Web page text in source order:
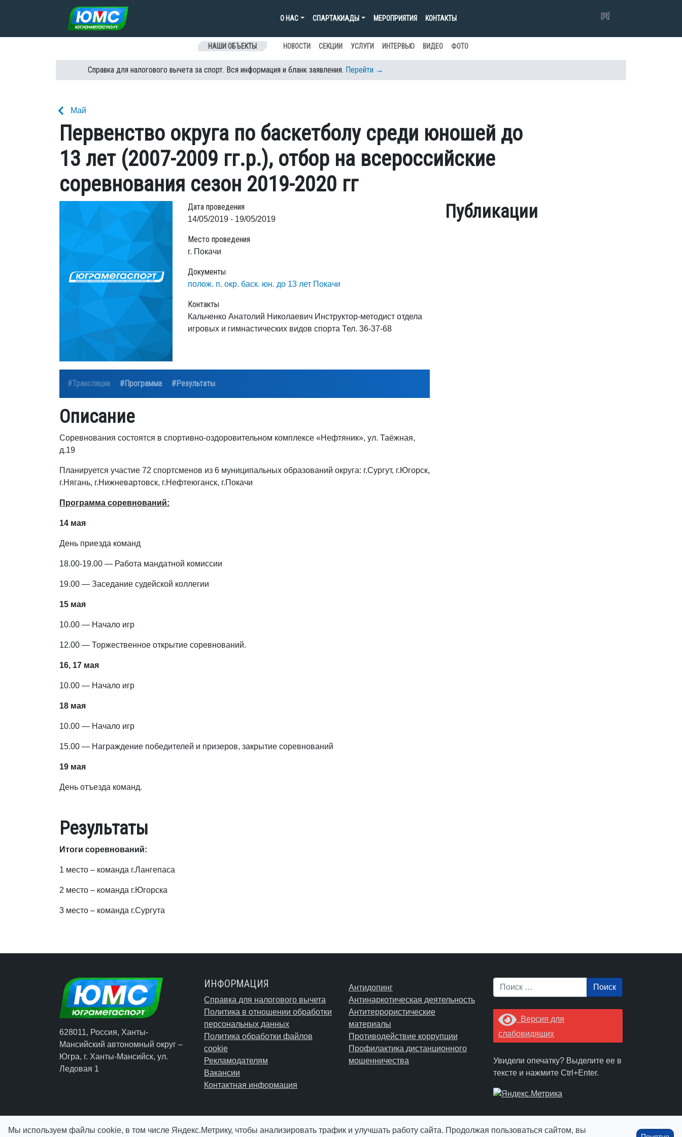
Перейти к содержанию
О НАС СПАРТАКИАДЫ МЕРОПРИЯТИЯ КОНТАКТЫ
НАШИ ОБЪЕКТЫ НОВОСТИ СЕКЦИИ УСЛУГИ ИНТЕРВЬЮ ВИДЕО ФОТО
Справка для налогового вычета за спорт. Вся информация и бланк заявления. Перейти →
Май
Первенство округа по баскетболу среди юношей до
13 лет (2007-2009 гг.р.), отбор на всероссийские
соревнования сезон 2019-2020 гг
Дата проведения
14/05/2019 - 19/05/2019
Место проведения
г. Покачи
Документы
полож. п. окр. баск. юн. до 13 лет Покачи
Контакты
Кальченко Анатолий Николаевич Инструктор-методист отдела
игровых и гимнастических видов спорта Тел. 36-37-68
#Трансляции #Программа #Результаты
Описание
Соревнования состоятся в спортивно-оздоровительном комплексе «Нефтяник», ул. Таёжная,
д.19
Планируется участие 72 спортсменов из 6 муниципальных образований округа: г.Сургут, г.Югорск,
г.Нягань, г.Нижневартовск, г.Нефтеюганск, г.Покачи
Программа соревнований:
14 мая
День приезда команд
18.00-19.00 — Работа мандатной комиссии
19.00 — Заседание судейской коллегии
15 мая
10.00 — Начало игр
12.00 — Торжественное открытие соревнований.
16, 17 мая
10.00 — Начало игр
18 мая
10.00 — Начало игр
15.00 — Награждение победителей и призеров, закрытие соревнований
19 мая
День отъезда команд.
Результаты
Итоги соревнований:
1 место – команда г.Лангепаса
2 место – команда г.Югорска
3 место – команда г.Сургута
Публикации
628011, Россия, Ханты-
Мансийский автономный округ –
Югра, г. Ханты-Мансийск, ул.
Ледовая 1
ИНФОРМАЦИЯ
Справка для налогового вычета
Политика в отношении обработки
персональных данных
Политика обработки файлов
cookie
Рекламодателям
Вакансии
Контактная информация
Антидопинг
Антинаркотическая деятельность
Антитеррористические
материалы
Противодействие коррупции
Профилактика дистанционного
мошенничества
Поиск
Версия для
слабовидящих
Увидели опечатку? Выделите ее в
тексте и нажмите Ctrl+Enter.
© АУ "ЮграМегаСпорт" 2026
Мы используем файлы cookie, в том числе Яндекс.Метрику, чтобы анализировать трафик и улучшать работу сайта. Продолжая пользоваться сайтом, вы